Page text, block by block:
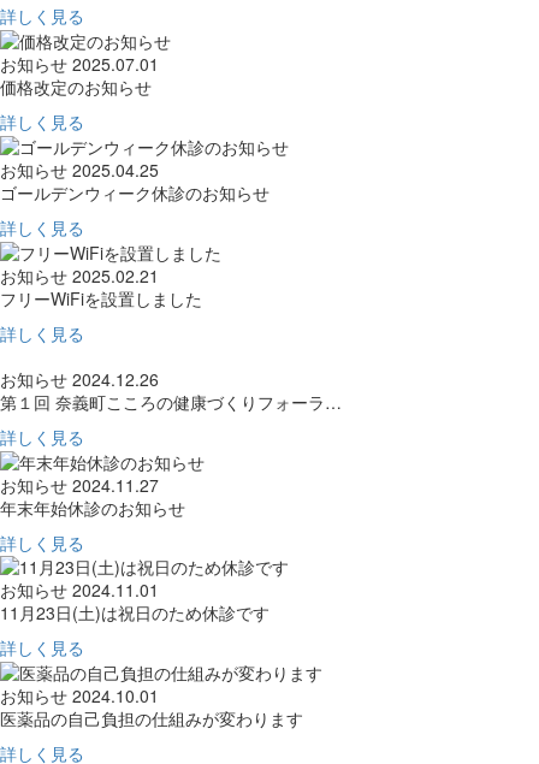
詳しく見る
お知らせ 2025.07.01
価格改定のお知らせ
詳しく見る
お知らせ 2025.04.25
ゴールデンウィーク休診のお知らせ
詳しく見る
お知らせ 2025.02.21
フリーWiFiを設置しました
詳しく見る
お知らせ 2024.12.26
第１回 奈義町こころの健康づくりフォーラ…
詳しく見る
お知らせ 2024.11.27
年末年始休診のお知らせ
詳しく見る
お知らせ 2024.11.01
11月23日(土)は祝日のため休診です
詳しく見る
お知らせ 2024.10.01
医薬品の自己負担の仕組みが変わります
詳しく見る